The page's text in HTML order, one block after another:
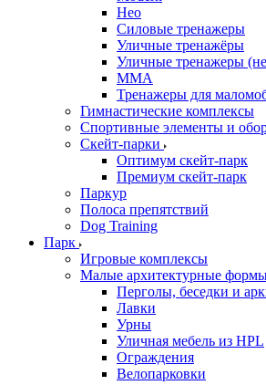
Нео
Силовые тренажеры
Уличные тренажёры
Уличные тренажеры
ММА
Тренажеры для
Гимнастические комплексы
Спортивные элементы и
Скейт-парки
Оптимум скейт-парк
Премиум скейт-парк
Паркур
Полоса препятствий
Dog Training
Парк
Игровые комплексы
Малые архитектурные
Перголы, беседки и
Лавки
Урны
Уличная мебель из HPL
Ограждения
Велопарковки